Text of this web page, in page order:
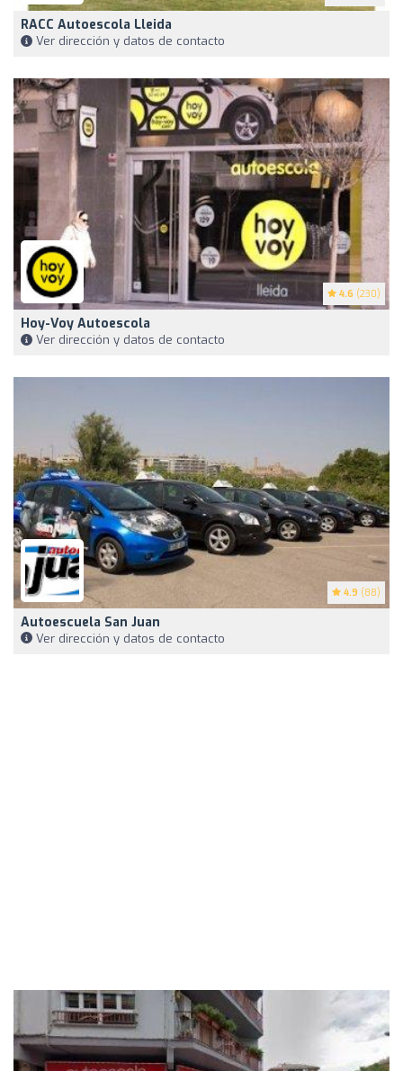
RACC Autoescola Lleida
Ver dirección y datos de contacto
4.6 (230)
Hoy-Voy Autoescola
Ver dirección y datos de contacto
4.9 (88)
Autoescuela San Juan
Ver dirección y datos de contacto